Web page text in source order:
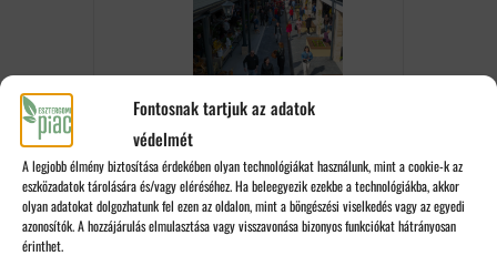
Fontosnak tartjuk az adatok
védelmét
A legjobb élmény biztosítása érdekében olyan technológiákat használunk, mint a cookie-k az
eszközadatok tárolására és/vagy eléréséhez. Ha beleegyezik ezekbe a technológiákba, akkor
olyan adatokat dolgozhatunk fel ezen az oldalon, mint a böngészési viselkedés vagy az egyedi
azonosítók. A hozzájárulás elmulasztása vagy visszavonása bizonyos funkciókat hátrányosan
érinthet.
Simor János u. 26.
KATEGÓRIA